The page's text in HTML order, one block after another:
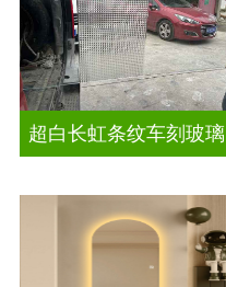
超白长虹条纹车刻玻璃